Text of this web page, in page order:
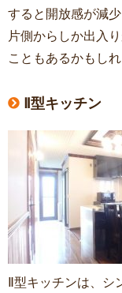
すると開放感が減少
片側からしか出入
こともあるかもしれ
Ⅱ型キッチン
Ⅱ型キッチンは、